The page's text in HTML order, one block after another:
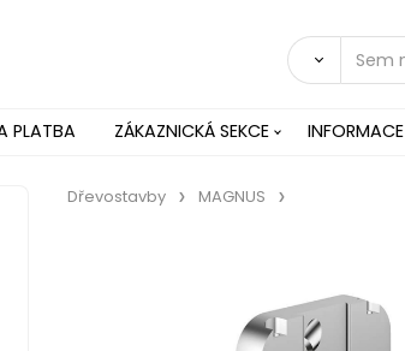
PLATBA ZÁKAZNICKÁ SEKCE INFORMACE
Dřevostavby MAGNUS